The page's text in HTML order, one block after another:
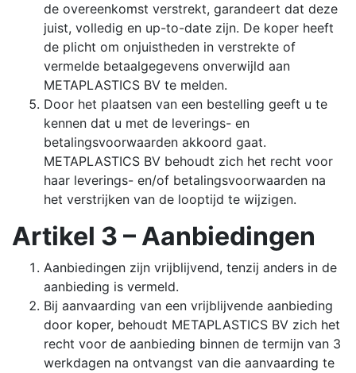
de overeenkomst verstrekt, garandeert dat deze
juist, volledig en up-to-date zijn. De koper heeft
de plicht om onjuistheden in verstrekte of
vermelde betaalgegevens onverwijld aan
METAPLASTICS BV te melden.
Door het plaatsen van een bestelling geeft u te
kennen dat u met de leverings- en
betalingsvoorwaarden akkoord gaat.
METAPLASTICS BV behoudt zich het recht voor
haar leverings- en/of betalingsvoorwaarden na
het verstrijken van de looptijd te wijzigen.
Artikel 3 – Aanbiedingen
Aanbiedingen zijn vrijblijvend, tenzij anders in de
aanbieding is vermeld.
Bij aanvaarding van een vrijblijvende aanbieding
door koper, behoudt METAPLASTICS BV zich het
recht voor de aanbieding binnen de termijn van 3
werkdagen na ontvangst van die aanvaarding te